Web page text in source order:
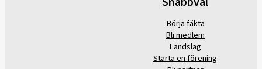
Börja fäkta
Bli medlem
Landslag
Starta en förening